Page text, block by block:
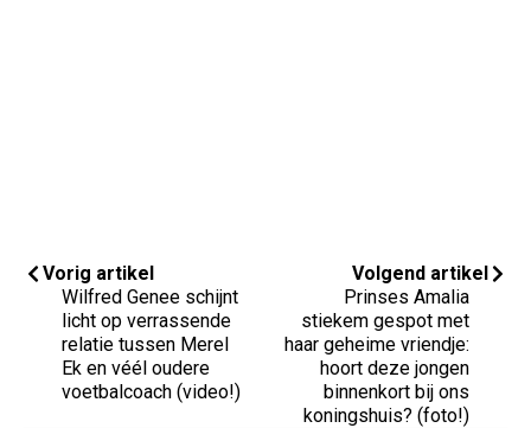
Vorig artikel
Wilfred Genee schijnt
licht op verrassende
relatie tussen Merel
Ek en véél oudere
voetbalcoach (video!)
Volgend artikel
Prinses Amalia
stiekem gespot met
haar geheime vriendje:
hoort deze jongen
binnenkort bij ons
koningshuis? (foto!)